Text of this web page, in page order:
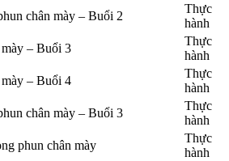
chân mày – Buổi 2
Thực
hành
– Buổi 3
Thực
hành
– Buổi 4
Thực
hành
chân mày – Buổi 3
Thực
hành
phun chân mày
Thực
hành